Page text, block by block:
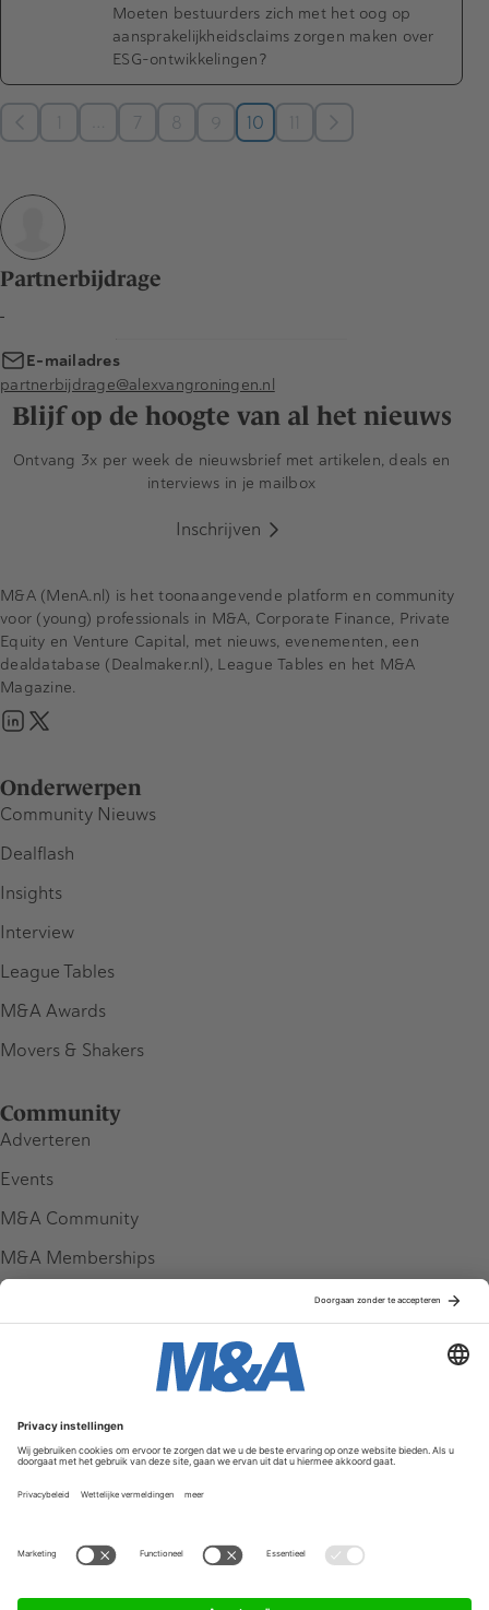
Moeten bestuurders zich met het oog op
aansprakelijkheidsclaims zorgen maken over
ESG-ontwikkelingen?
7 8 9 10
Partnerbijdrage
-
E-mailadres
partnerbijdrage@alexvangroningen.nl
Blijf op de hoogte van al het nieuws
Ontvang 3x per week de nieuwsbrief met artikelen, deals en
interviews in je mailbox
Inschrijven
Onderwerpen
Community Nieuws
Dealflash
Insights
Interview
League Tables
M&A Awards
Movers & Shakers
Community
Adverteren
Events
M&A Community
M&A Memberships
Service & Contact
Contact
FAQ
Werken bij ons
M&A (MenA.nl) is het toonaangevende platform en community
voor (young) professionals in M&A, Corporate Finance, Private
Equity en Venture Capital, met nieuws, evenementen, een
dealdatabase (Dealmaker.nl), League Tables en het M&A
Magazine.